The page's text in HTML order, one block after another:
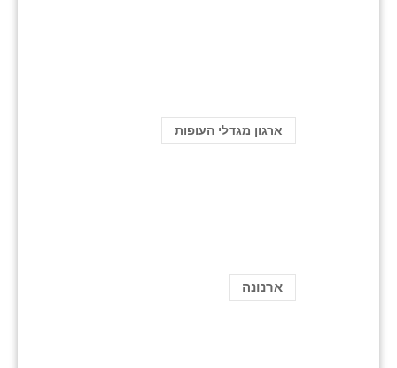
ארגון מגדלי העופות
ארנונה